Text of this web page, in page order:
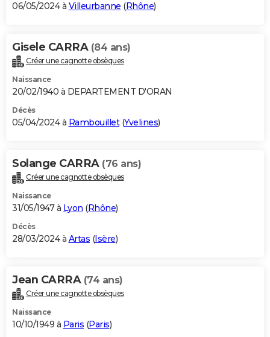
06/05/2024 à Villeurbanne (Rhône)
Gisele CARRA (84 ans)
Créer une cagnotte obsèques
Naissance
20/02/1940 à DEPARTEMENT D'ORAN
Décès
05/04/2024 à Rambouillet(Yvelines)
Solange CARRA (76 ans)
Créer une cagnotte obsèques
Naissance
31/05/1947 à Lyon (Rhône)
Décès
28/03/2024 à Artas (Isère)
Jean CARRA (74 ans)
Créer une cagnotte obsèques
Naissance
10/10/1949 à Paris (Paris)